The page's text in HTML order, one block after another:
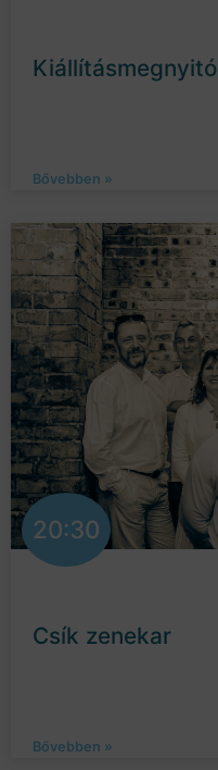
Kiállításmegnyitó
Bővebben »
20:30
Csík zenekar
Bővebben »